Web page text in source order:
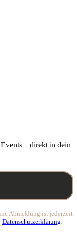
– direkt in dein
Abmeldung ist jederzeit
Datenschutzerklärung.